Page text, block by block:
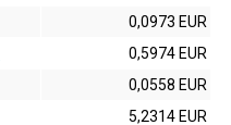
0,0973 EUR
0,5974 EUR
0,0558 EUR
5,2314 EUR